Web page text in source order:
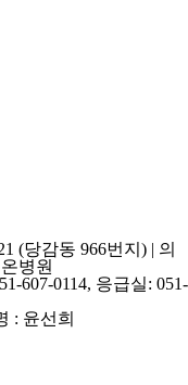
(당감동 966번지) | 의
병원
607-0114, 응급실: 051-
: 윤선희